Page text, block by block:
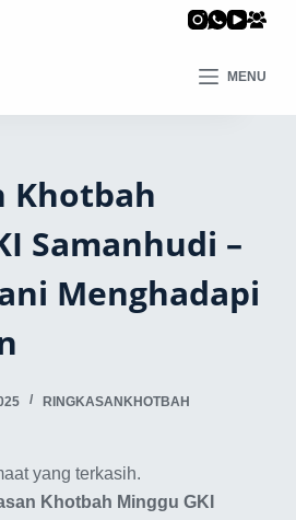
MENU
Khotbah
Samanhudi –
Menghadapi
RINGKASANKHOTBAH
yang terkasih.
Khotbah Minggu GKI